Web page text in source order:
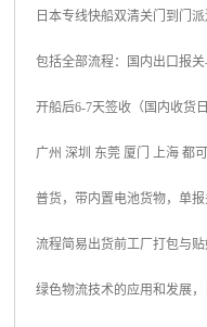
日本专线快船双清关门到门
包括全部流程：国内出口报
开船后6-7天签收（国内收货
广州 深圳 东莞 厦门 上海 都
普货，带内置电池货物，单
流程简易出货前工厂打包与
绿色物流技术的应用和发展